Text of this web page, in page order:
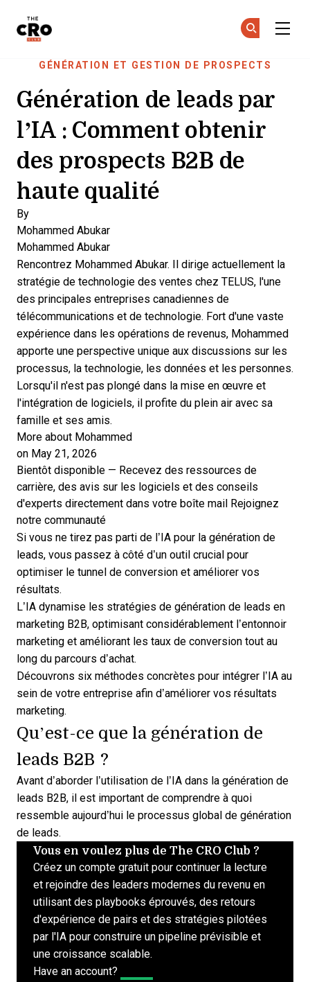
Skip to main content
GÉNÉRATION ET GESTION DE PROSPECTS
Génération de leads par
l’IA : Comment obtenir
des prospects B2B de
haute qualité
By
Mohammed Abukar
Mohammed Abukar
Rencontrez Mohammed Abukar. Il dirige actuellement la
stratégie de technologie des ventes chez TELUS, l'une
des principales entreprises canadiennes de
télécommunications et de technologie. Fort d'une vaste
expérience dans les opérations de revenus, Mohammed
apporte une perspective unique aux discussions sur les
processus, la technologie, les données et les personnes.
Lorsqu'il n'est pas plongé dans la mise en œuvre et
l'intégration de logiciels, il profite du plein air avec sa
famille et ses amis.
More about Mohammed
on May 21, 2026
Bientôt disponible — Recevez des ressources de
carrière, des avis sur les logiciels et des conseils
d'experts directement dans votre boîte mail
Rejoignez
notre communauté
Si vous ne tirez pas parti de l’IA pour la génération de
leads, vous passez à côté d’un outil crucial pour
optimiser le tunnel de conversion et améliorer vos
résultats.
L’IA dynamise les stratégies de génération de leads en
marketing B2B, optimisant considérablement l’entonnoir
marketing et améliorant les taux de conversion tout au
long du parcours d’achat.
Découvrons six méthodes concrètes pour intégrer l’IA au
sein de votre entreprise afin d’améliorer vos résultats
marketing.
Qu’est-ce que la génération de
leads B2B ?
Avant d’aborder l’utilisation de l’IA dans la génération de
leads B2B, il est important de comprendre à quoi
ressemble aujourd’hui le processus global de génération
de leads.
Vous en voulez plus de The CRO Club ?
Créez un compte gratuit pour continuer la lecture
et rejoindre des leaders modernes du revenu en
utilisant des playbooks éprouvés, des retours
d'expérience de pairs et des stratégies pilotées
par l'IA pour construire un pipeline prévisible et
une croissance scalable.
Have an account?